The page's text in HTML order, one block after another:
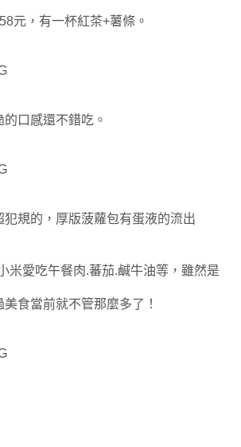
元，有一杯紅茶+薯條。
口感還不錯吃。
犯規的，厚版菠蘿包有蛋液的流出
米愛吃午餐肉.蕃茄.鹹牛油等，雖然是
食當前就不管那麼多了！